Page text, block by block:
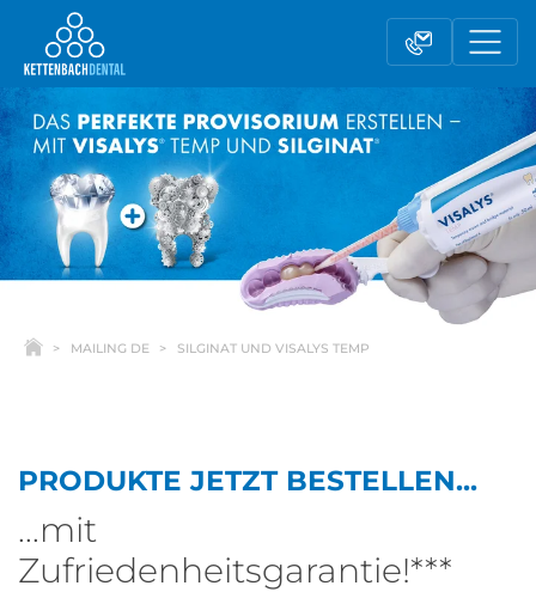
Fachhandel Kontaktformular
MAILING DE SILGINAT UND VISALYS TEMP
PRODUKTE JETZT BESTELLEN...
...mit
Zufriedenheitsgarantie!***